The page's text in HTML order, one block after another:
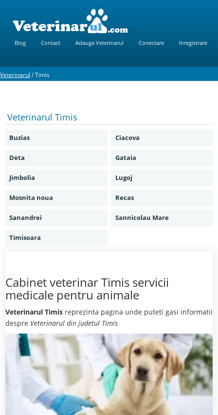
Blog Contact Adauga Veterinarul Conectare Inregistrare
Veterinarul /Timis
Veterinarul Timis
Buzias Ciacova
Deta Gataia
Jimbolia Lugoj
Mosnita noua Recas
Sanandrei Sannicolau Mare
Timisoara
Cabinet veterinar Timis servicii
medicale pentru animale
Veterinarul Timis reprezinta pagina unde puteti gasi informatii
despre Veterinarul din judetul Timis